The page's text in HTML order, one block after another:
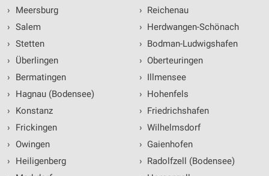
›
Meersburg
› Salem
› Stetten
›
Überlingen
›
Bermatingen
›
Hagnau (Bodensee)
›
Konstanz
›
Frickingen
›
Owingen
›
Heiligenberg
› Reichenau
› Herdwangen-Schönach
› Bodman-Ludwigshafen
› Oberteuringen
› Illmensee
› Hohenfels
› Friedrichshafen
› Wilhelmsdorf
› Gaienhofen
› Radolfzell (Bodensee)